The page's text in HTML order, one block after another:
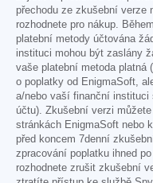
přechodu ze zkušební verze
rozhodnete pro nákup.
platební metody účtována
instituci mohou být zaslány
vaše platební metoda platná
o poplatky od EnigmaSoft,
a/nebo vaší finanční instituci
účtu). Zkušební verzi
stránkách EnigmaSoft nebo
před koncem 7denní
zpracování poplatku ihned
rozhodnete zrušit zkušební